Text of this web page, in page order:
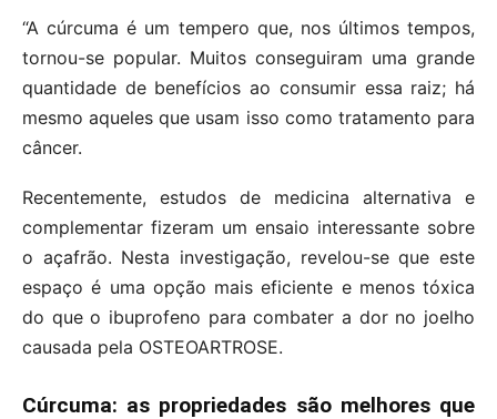
“A cúrcuma é um tempero que, nos últimos tempos,
tornou-se popular. Muitos conseguiram uma grande
quantidade de benefícios ao consumir essa raiz; há
mesmo aqueles que usam isso como tratamento para
câncer.
Recentemente, estudos de medicina alternativa e
complementar fizeram um ensaio interessante sobre
o açafrão. Nesta investigação, revelou-se que este
espaço é uma opção mais eficiente e menos tóxica
do que o ibuprofeno para combater a dor no joelho
causada pela OSTEOARTROSE.
Cúrcuma: as propriedades são melhores que